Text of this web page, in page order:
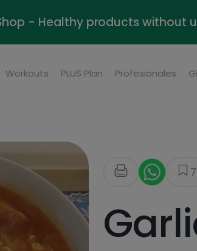
- Healthy products without
Workouts PLUS Plan Profesionales
7